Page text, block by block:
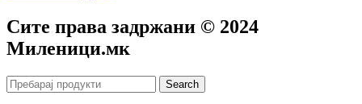
Сите права задржани © 2024
Mиленици.мк
Search